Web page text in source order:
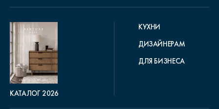
КАТАЛОГ 2026
КУХНИ
ДИЗАЙНЕРАМ
ДЛЯ БИЗНЕСА